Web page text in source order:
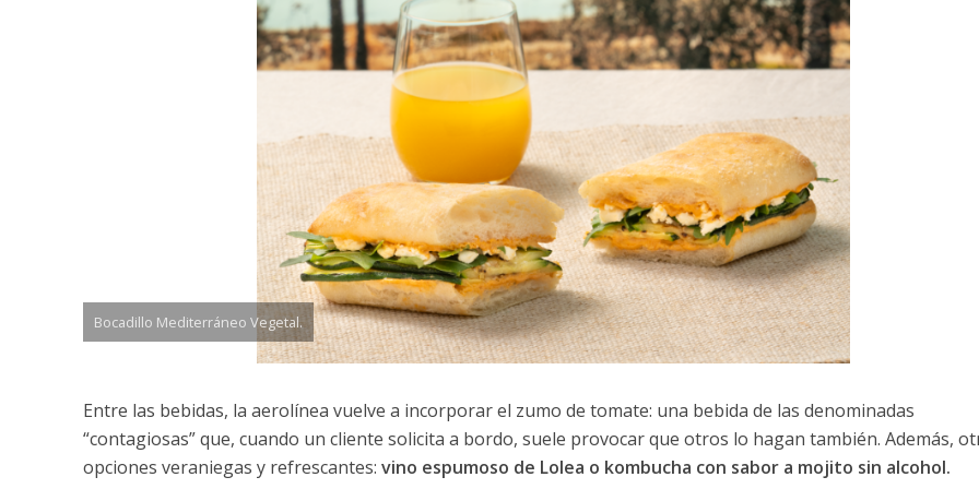
Bocadillo Mediterráneo Vegetal.
Entre las bebidas, la aerolínea vuelve a incorporar el zumo de tomate: una bebida de las denominadas
“contagiosas” que, cuando un cliente solicita a bordo, suele provocar que otros lo hagan también. Además,
opciones veraniegas y refrescantes: vino espumoso de Lolea o kombucha con sabor a mojito sin alcohol.